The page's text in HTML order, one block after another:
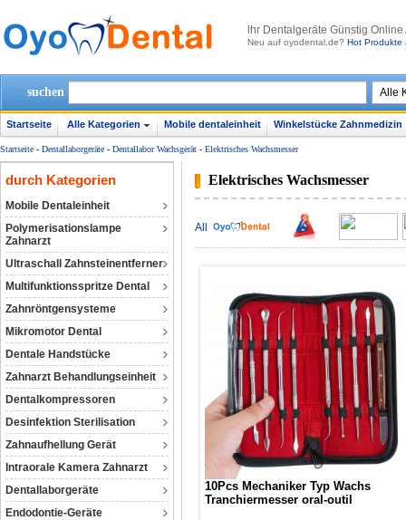
lhr Dentalgeräte Günstig
Neu auf oyodental.de? Hot Produkte
suchen
Startseite Alle Kategorien Mobile dentaleinheit Winkelstücke Zahnmedizin
Startseite - Dentallaborgeräte - Dentallabor Wachsgerät - Elektrisches Wachsmesser
durch Kategorien
Mobile Dentaleinheit
Polymerisationslampe
Zahnarzt
Ultraschall Zahnsteinentferner
Multifunktionsspritze Dental
Zahnröntgensysteme
Mikromotor Dental
Dentale Handstücke
Zahnarzt Behandlungseinheit
Dentalkompressoren‎
Desinfektion Sterilisation
Zahnaufhellung Gerät
Intraorale Kamera Zahnarzt
Dentallaborgeräte
Endodontie-Geräte
Elektrisches Wachsmesser
All
10Pcs Mechaniker Typ Wachs
Tranchiermesser oral-outil